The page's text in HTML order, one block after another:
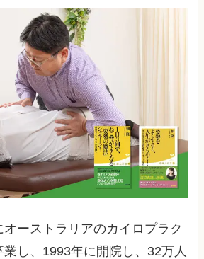
オーストラリアのカイロプラク
し、1993年に開院し、32万人